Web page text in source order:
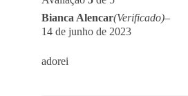
Bianca Alencar(Verificado)–
14 de junho de 2023
adorei